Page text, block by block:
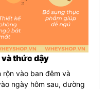
và thức dậy
vào ban đêm và
ngày hôm sau, dường